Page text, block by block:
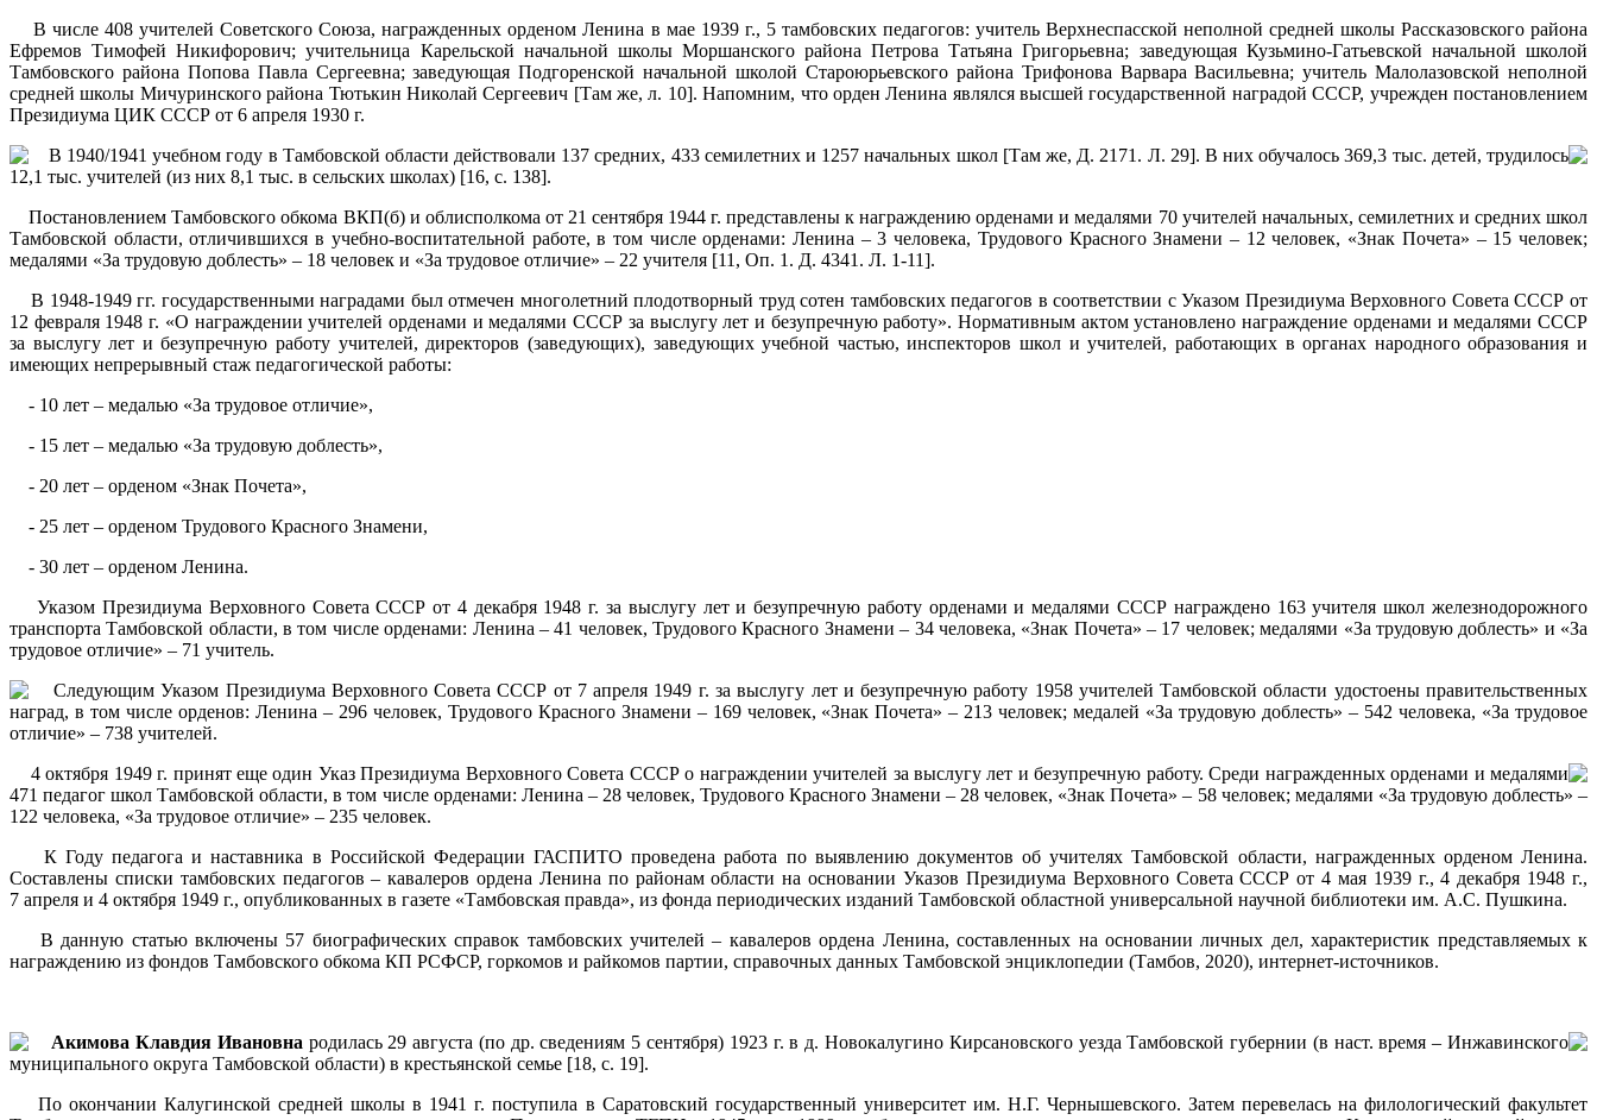
В числе 408 учителей Советского Союза, награжденных орденом Ленина в мае 1939 г., 5 тамбовских педагогов: учитель Верхнеспасской неполной средней школы Рассказовского района
Ефремов Тимофей Никифорович; учительница Карельской начальной школы Моршанского района Петрова Татьяна Григорьевна; заведующая Кузьмино-Гатьевской начальной школой
Тамбовского района Попова Павла Сергеевна; заведующая Подгоренской начальной школой Староюрьевского района Трифонова Варвара Васильевна; учитель Малолазовской неполной
средней школы Мичуринского района Тютькин Николай Сергеевич [Там же, л. 10]. Напомним, что орден Ленина являлся высшей государственной наградой СССР, учрежден постановлением
Президиума ЦИК СССР от 6 апреля 1930 г.
В 1940/1941 учебном году в Тамбовской области действовали 137 средних, 433 семилетних и 1257 начальных школ [Там же, Д. 2171. Л. 29]. В них обучалось 369,3 тыс. детей, трудилось
12,1 тыс. учителей (из них 8,1 тыс. в сельских школах) [16, с. 138].
Постановлением Тамбовского обкома ВКП(б) и облисполкома от 21 сентября 1944 г. представлены к награждению орденами и медалями 70 учителей начальных, семилетних и средних школ
Тамбовской области, отличившихся в учебно-воспитательной работе, в том числе орденами: Ленина – 3 человека, Трудового Красного Знамени – 12 человек, «Знак Почета» – 15 человек;
медалями «За трудовую доблесть» – 18 человек и «За трудовое отличие» – 22 учителя [11, Оп. 1. Д. 4341. Л. 1-11].
В 1948-1949 гг. государственными наградами был отмечен многолетний плодотворный труд сотен тамбовских педагогов в соответствии с Указом Президиума Верховного Совета СССР от
12 февраля 1948 г. «О награждении учителей орденами и медалями СССР за выслугу лет и безупречную работу». Нормативным актом установлено награждение орденами и медалями СССР
за выслугу лет и безупречную работу учителей, директоров (заведующих), заведующих учебной частью, инспекторов школ и учителей, работающих в органах народного образования и
имеющих непрерывный стаж педагогической работы:
- 10 лет – медалью «За трудовое отличие»,
- 15 лет – медалью «За трудовую доблесть»,
- 20 лет – орденом «Знак Почета»,
- 25 лет – орденом Трудового Красного Знамени,
- 30 лет – орденом Ленина.
Указом Президиума Верховного Совета СССР от 4 декабря 1948 г. за выслугу лет и безупречную работу орденами и медалями СССР награждено 163 учителя школ железнодорожного
транспорта Тамбовской области, в том числе орденами: Ленина – 41 человек, Трудового Красного Знамени – 34 человека, «Знак Почета» – 17 человек; медалями «За трудовую доблесть» и «За
трудовое отличие» – 71 учитель.
Следующим Указом Президиума Верховного Совета СССР от 7 апреля 1949 г. за выслугу лет и безупречную работу 1958 учителей Тамбовской области удостоены правительственных
наград, в том числе орденов: Ленина – 296 человек, Трудового Красного Знамени – 169 человек, «Знак Почета» – 213 человек; медалей «За трудовую доблесть» – 542 человека, «За трудовое
отличие» – 738 учителей.
4 октября 1949 г. принят еще один Указ Президиума Верховного Совета СССР о награждении учителей за выслугу лет и безупречную работу. Среди награжденных орденами и медалями
471 педагог школ Тамбовской области, в том числе орденами: Ленина – 28 человек, Трудового Красного Знамени – 28 человек, «Знак Почета» – 58 человек; медалями «За трудовую доблесть» –
122 человека, «За трудовое отличие» – 235 человек.
К Году педагога и наставника в Российской Федерации ГАСПИТО проведена работа по выявлению документов об учителях Тамбовской области, награжденных орденом Ленина.
Составлены списки тамбовских педагогов – кавалеров ордена Ленина по районам области на основании Указов Президиума Верховного Совета СССР от 4 мая 1939 г., 4 декабря 1948 г.,
7 апреля и 4 октября 1949 г., опубликованных в газете «Тамбовская правда», из фонда периодических изданий Тамбовской областной универсальной научной библиотеки им. А.С. Пушкина.
В данную статью включены 57 биографических справок тамбовских учителей – кавалеров ордена Ленина, составленных на основании личных дел, характеристик представляемых к
награждению из фондов Тамбовского обкома КП РСФСР, горкомов и райкомов партии, справочных данных Тамбовской энциклопедии (Тамбов, 2020), интернет-источников.
Акимова Клавдия Ивановна родилась 29 августа (по др. сведениям 5 сентября) 1923 г. в д. Новокалугино Кирсановского уезда Тамбовской губернии (в наст. время – Инжавинского
муниципального округа Тамбовской области) в крестьянской семье [18, с. 19].
По окончании Калугинской средней школы в 1941 г. поступила в Саратовский государственный университет им. Н.Г. Чернышевского. Затем перевелась на филологический факультет